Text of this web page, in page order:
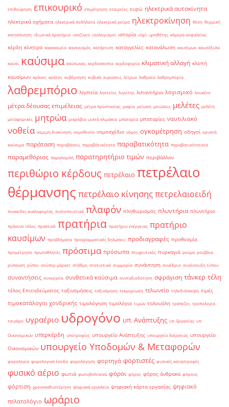
επιθεώρηση επικουρικό επιμέτρηση εταιρείες ευρώ ηλεκτρικά αυτοκίνητα
ηλεκτρικά οχήματα ηλεκτρικά ποδήλατα ηλεκτρικό ρεύμα ηλεκτροκίνηση θέση θερμική
καταπόνηση ιδιωτικά πρατήρια ισοζύγιο ισολογισμοί ιστορία ισχύ ιχνηθέτης κάμερα ασφαλείας
κέρδη κίνητρα κακοκαιρία κανονισμός κατάρτιση καταγγελίες κατανάλωση καυσίμων καυσόξυλα
καύσι καύσιμα καύσωνας κερδοσκοπία κερδοφορία κλιματική αλλαγή κλοπή
καυσίμων κράνος κράτος κυβέρνηση κυβικά κυρώσεις λίτρων λαθραία λαθρεμπορία
λαθρεμπόριο ληστεία ληστείες λιγνίτης λιπαντήρια λογισμικό λουκέτο
μέτρα δέουσας επιμέλειας μέτρα προστασίας μαφία μείωση μειώσεις μελέτες μελέτη
μεταφορικές μητρώα μικρόβια μικτά κλιμάκια μπαταρία μπαταρίες ναυτιλιακό
νοθεία νομιμη διακίνηση νομοθεσία νομοσχέδιο νόμος ογκομέτρηση οδηγοί ορυκτά
καύσιμα παράταση παραβάσεις παραβάτικότητα παραβατικότητα παραβατικότητατα
παραμεθόριος παραπομπή παρατηρητήριο τιμών περιβάλλον
περιθώριο κέρδους πετρέλαιο πετρέλαιο
θέρμανσης πετρέλαιο κίνησηςπετρελαιοειδή
πινακίδες κυκλοφορίας πιστοποιητικά πλαφόν πληθωρισμός πλυντήρια πλυντήριο
πράσινο τέλος πρακτικό πρατήρια πρατήριο ενέργειας πρατήριο
καυσίμων προβλήματα προγραμματικές δηλώσεις προδιαγραφές προθεσμία
προμέτρηση πρωταθλητές πρόστιμα πρόσωπα πτωχευτικός πυρκαγιά ρεύμα ρούβλια
ρύπανση ρύποι σούπερ μάρκετ στάθμη στατιστικά συμμορία συνάντηση συνέδριο συνέντευξη τύπου
συναντήσεις συνεργεία συνθετικά καύσιμα συνταξιοδότηση σφράγιση τάνκερ τέλη
τέλος Επιτηδεύματος ταξινομήσεις ταξινόμηση τεκμηρίωση τελωνείο τηλεδιάσκεψη τιμές
τιμοκατάλογοι χονδρικής τιμολόγηση τιμολόγιο τιμών τολουόλη τράπεζες τροπολογία
τσιγάρο υγραέριο υδρογόνο υπ. Ανάπτυξης υπ. Εργασίας υπ.
Οικονομικών υπερκέρδη υποτροφίες υπουργείο Ανάπτυξης υπουργείο Ενέργειας υπουργείο
Οικονομικών υπουργείο Υποδομών & Μεταφορών
φορολογία φορολογικά έσοδα φορολόγηση φορτηγά φορτιστές φυσικές καταστροφές
φυσικό αέριο φωτιά φωτοβολταϊκά φόροι φόρος φόρος άνθρακα φόρους
φόρτιση χρονοκαθυστέρηση ψηφιακά εργαλεία ψηφιακή κάρτα εργασίας ψηφιακό
πελατολόγιο ωράριο